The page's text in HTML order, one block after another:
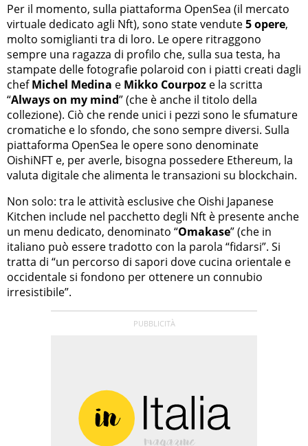
Per il momento, sulla piattaforma OpenSea (il mercato
virtuale dedicato agli Nft), sono state vendute5 opere,
molto somiglianti tra di loro. Le opere ritraggono
sempre una ragazza di profilo che, sulla sua testa, ha
stampate delle fotografie polaroid con i piatti creati dagli
chefMichel Medina e Mikko Courpoz e la scritta
“Always on my mind” (che è anche il titolo della
collezione). Ciò che rende unici i pezzi sono le sfumature
cromatiche e lo sfondo, che sono sempre diversi. Sulla
piattaforma OpenSea le opere sono denominate
OishiNFT e, per averle, bisogna possedere Ethereum, la
valuta digitale che alimenta le transazioni su blockchain.
Non solo: tra le attività esclusive che Oishi Japanese
Kitchen include nel pacchetto degli Nft è presente anche
un menu dedicato, denominato “Omakase” (che in
italiano può essere tradotto con la parola “fidarsi”. Si
tratta di “un percorso di sapori dove cucina orientale e
occidentale si fondono per ottenere un connubio
irresistibile”.